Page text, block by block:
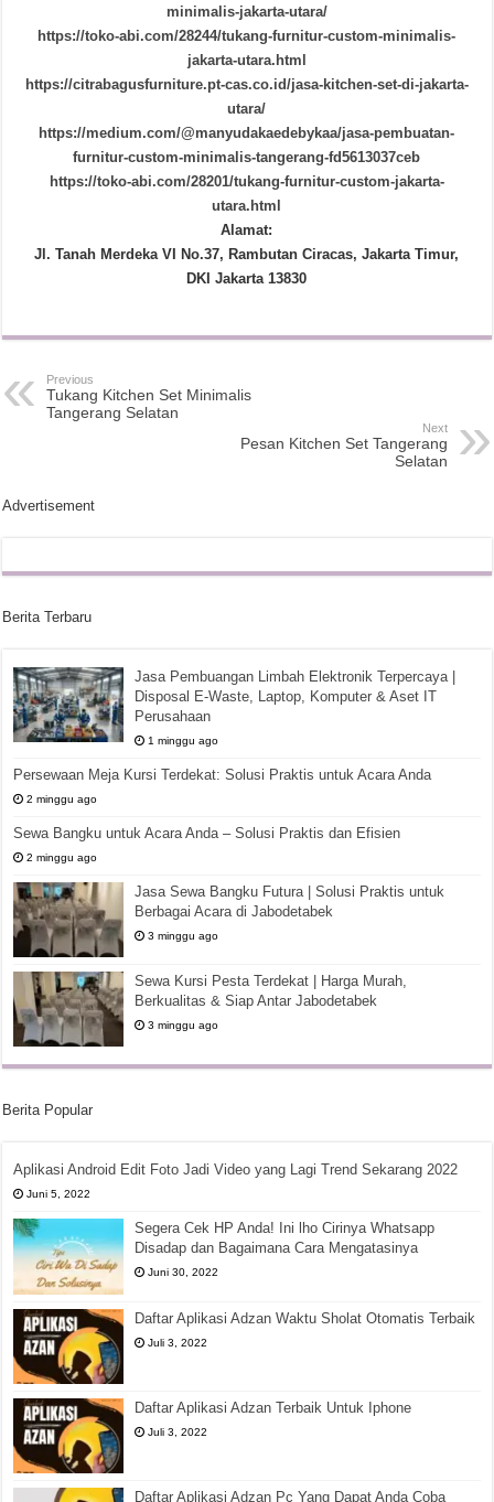
minimalis-jakarta-utara/
https://toko-abi.com/28244/tukang-furnitur-custom-minimalis-
jakarta-utara.html
https://citrabagusfurniture.pt-cas.co.id/jasa-kitchen-set-di-jakarta-
utara/
https://medium.com/@manyudakaedebykaa/jasa-pembuatan-
furnitur-custom-minimalis-tangerang-fd5613037ceb
https://toko-abi.com/28201/tukang-furnitur-custom-jakarta-
utara.html
Alamat:
Jl. Tanah Merdeka VI No.37, Rambutan Ciracas, Jakarta Timur,
DKI Jakarta 13830
Previous
Tukang Kitchen Set Minimalis
Tangerang Selatan
Next
Pesan Kitchen Set Tangerang
Selatan
Advertisement
Berita Terbaru
Jasa Pembuangan Limbah Elektronik Terpercaya |
Disposal E-Waste, Laptop, Komputer & Aset IT
Perusahaan
1 minggu ago
Persewaan Meja Kursi Terdekat: Solusi Praktis untuk Acara Anda
2 minggu ago
Sewa Bangku untuk Acara Anda – Solusi Praktis dan Efisien
2 minggu ago
Jasa Sewa Bangku Futura | Solusi Praktis untuk
Berbagai Acara di Jabodetabek
3 minggu ago
Sewa Kursi Pesta Terdekat | Harga Murah,
Berkualitas & Siap Antar Jabodetabek
3 minggu ago
Berita Popular
Aplikasi Android Edit Foto Jadi Video yang Lagi Trend Sekarang 2022
Juni 5, 2022
Segera Cek HP Anda! Ini lho Cirinya Whatsapp
Disadap dan Bagaimana Cara Mengatasinya
Juni 30, 2022
Daftar Aplikasi Adzan Waktu Sholat Otomatis Terbaik
Juli 3, 2022
Daftar Aplikasi Adzan Terbaik Untuk Iphone
Juli 3, 2022
Daftar Aplikasi Adzan Pc Yang Dapat Anda Coba